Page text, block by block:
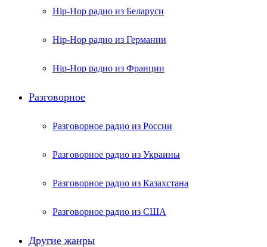
Hip-Hop радио из Беларуси
Hip-Hop радио из Германии
Hip-Hop радио из Франции
Разговорное
Разговорное радио из России
Разговорное радио из Украины
Разговорное радио из Казахстана
Разговорное радио из США
Другие жанры